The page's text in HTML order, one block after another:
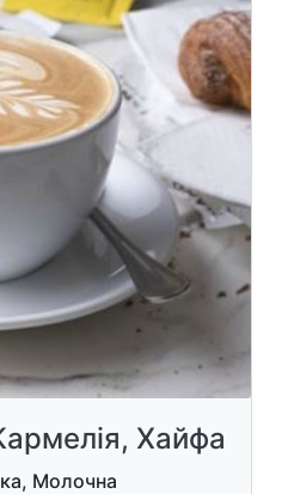
Хайфа
Молочна